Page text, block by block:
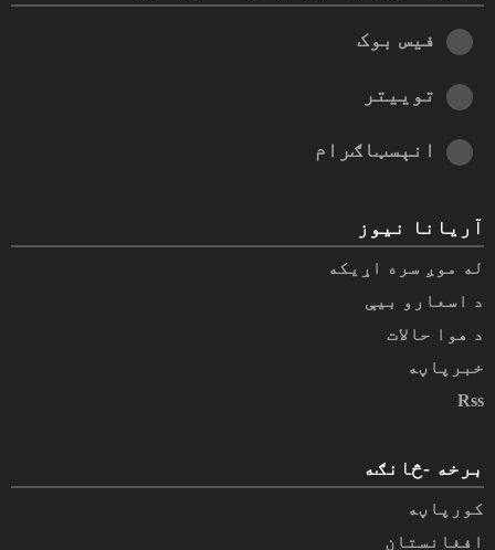
فیس بوک
توییتر
انېسټاګرام
آریانا نیوز
له موږ سره اړیکه
د اسعارو بیې
د هوا حالات
خبرپاڼه
Rss
برخه -څانګه
کورپاڼه
افغانستان